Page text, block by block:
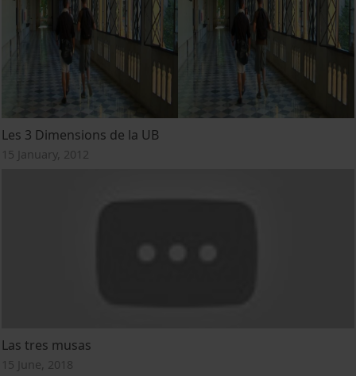
Les 3 Dimensions de la UB
15 January, 2012
Las tres musas
15 June, 2018